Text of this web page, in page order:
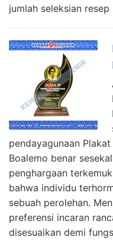
jumlah seleksian
pendayagunaan
Boalemo benar
penghargaan
bahwa individu
sebuah perolehan.
preferensi incaran
disesuaikan demi